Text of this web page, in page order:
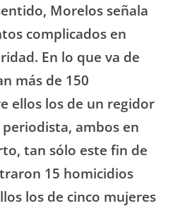
Morelos señala
complicados en
En lo que va de
más de 150
ellos los de un regidor
ambos en
tan sólo este fin de
15 homicidios
los de cinco mujeres